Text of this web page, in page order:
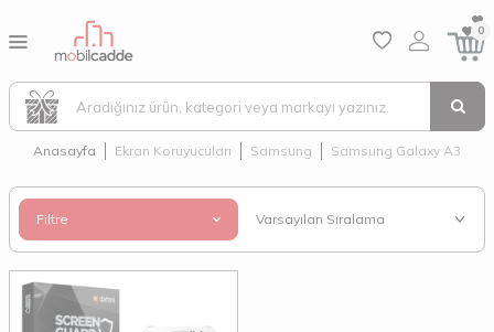
0
Anasayfa Ekran Koruyucuları Samsung Samsung Galaxy A3
Filtre